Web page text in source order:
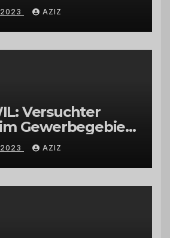
AZIZ
Versuchter
Gewerbegebiet
AZIZ